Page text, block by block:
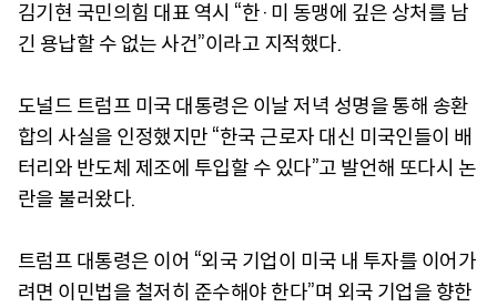
김기현 국민의힘 대표 역시 “한·미 동맹에 깊은 상처를 남
긴 용납할 수 없는 사건”이라고 지적했다.
도널드 트럼프 미국 대통령은 이날 저녁 성명을 통해 송환
합의 사실을 인정했지만 “한국 근로자 대신 미국인들이 배
터리와 반도체 제조에 투입할 수 있다”고 발언해 또다시 논
란을 불러왔다.
트럼프 대통령은 이어 “외국 기업이 미국 내 투자를 이어가
려면 이민법을 철저히 준수해야 한다”며 외국 기업을 향한